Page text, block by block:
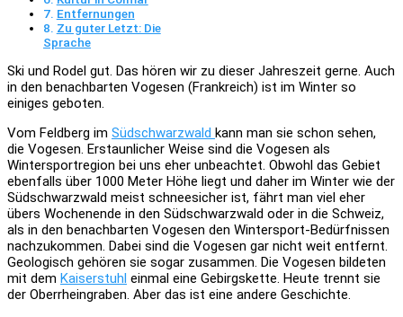
Entfernungen
Zu guter Letzt: Die
Sprache
Ski und Rodel gut. Das hören wir zu dieser Jahreszeit gerne. Auch
in den benachbarten Vogesen (Frankreich) ist im Winter so
einiges geboten.
Vom Feldberg im Südschwarzwald kann man sie schon sehen,
die Vogesen. Erstaunlicher Weise sind die Vogesen als
Wintersportregion bei uns eher unbeachtet. Obwohl das Gebiet
ebenfalls über 1000 Meter Höhe liegt und daher im Winter wie der
Südschwarzwald meist schneesicher ist, fährt man viel eher
übers Wochenende in den Südschwarzwald oder in die Schweiz,
als in den benachbarten Vogesen den Wintersport-Bedürfnissen
nachzukommen. Dabei sind die Vogesen gar nicht weit entfernt.
Geologisch gehören sie sogar zusammen. Die Vogesen bildeten
mit dem Kaiserstuhl einmal eine Gebirgskette. Heute trennt sie
der Oberrheingraben. Aber das ist eine andere Geschichte.